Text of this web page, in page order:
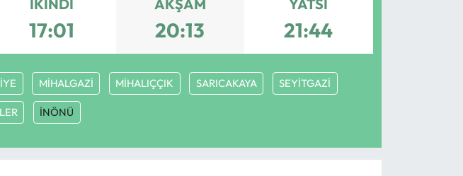
İKINDI
17:01
AKŞAM
20:13
YATSI
21:44
MİHALGAZİ MİHALIÇÇIK SARICAKAYA SEYİTGAZİ
İNÖNÜ